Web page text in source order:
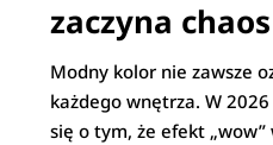
zaczyna chaos
Modny kolor nie zawsze
każdego wnętrza. W
się o tym, że efekt